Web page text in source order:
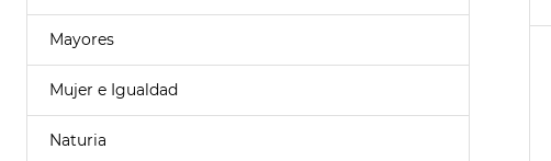
Mayores
Mujer e Igualdad
Naturia